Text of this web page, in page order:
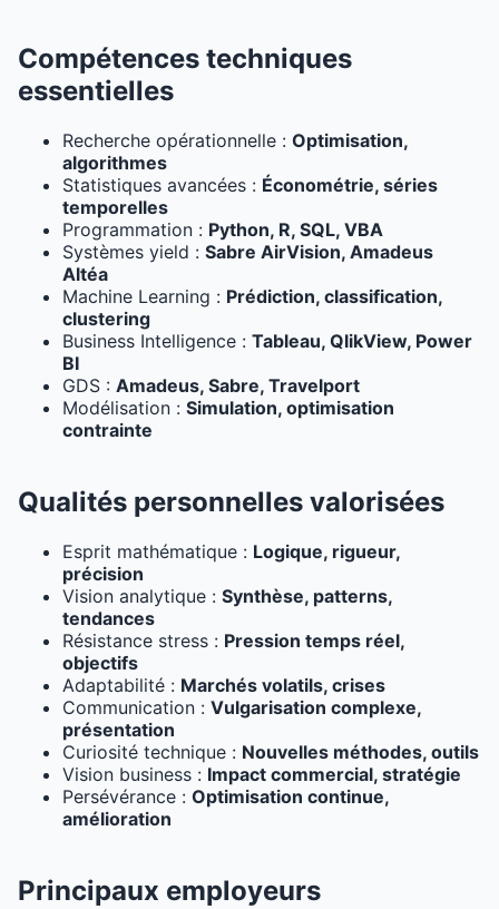
Compétences techniques
essentielles
Recherche opérationnelle : Optimisation,
algorithmes
Statistiques avancées : Économétrie, séries
temporelles
Programmation : Python, R, SQL, VBA
Systèmes yield : Sabre AirVision, Amadeus
Altéa
Machine Learning : Prédiction, classification,
clustering
Business Intelligence : Tableau, QlikView, Power
BI
GDS : Amadeus, Sabre, Travelport
Modélisation : Simulation, optimisation
contrainte
Qualités personnelles valorisées
Esprit mathématique : Logique, rigueur,
précision
Vision analytique : Synthèse, patterns,
tendances
Résistance stress : Pression temps réel,
objectifs
Adaptabilité : Marchés volatils, crises
Communication : Vulgarisation complexe,
présentation
Curiosité technique : Nouvelles méthodes, outils
Vision business : Impact commercial, stratégie
Persévérance : Optimisation continue,
amélioration
Principaux employeurs